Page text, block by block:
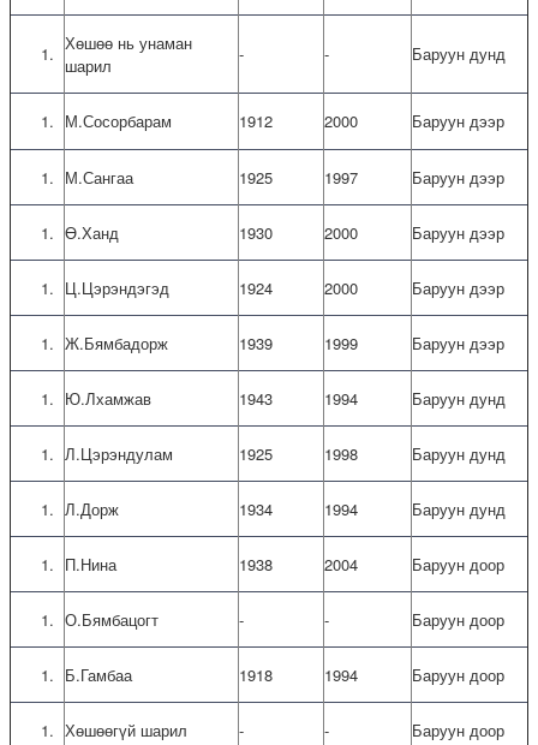
Хөшөө нь унаман
шарил
- - Баруун дунд
М.Сосорбарам 1912 2000 Баруун дээр
М.Сангаа 1925 1997 Баруун дээр
Ө.Ханд 1930 2000 Баруун дээр
Ц.Цэрэндэгэд 1924 2000 Баруун дээр
Ж.Бямбадорж 1939 1999 Баруун дээр
Ю.Лхамжав 1943 1994 Баруун дунд
Л.Цэрэндулам 1925 1998 Баруун дунд
Л.Дорж 1934 1994 Баруун дунд
П.Нина 1938 2004 Баруун доор
О.Бямбацогт - - Баруун доор
Б.Гамбаа 1918 1994 Баруун доор
Хөшөөгүй шарил - - Баруун доор